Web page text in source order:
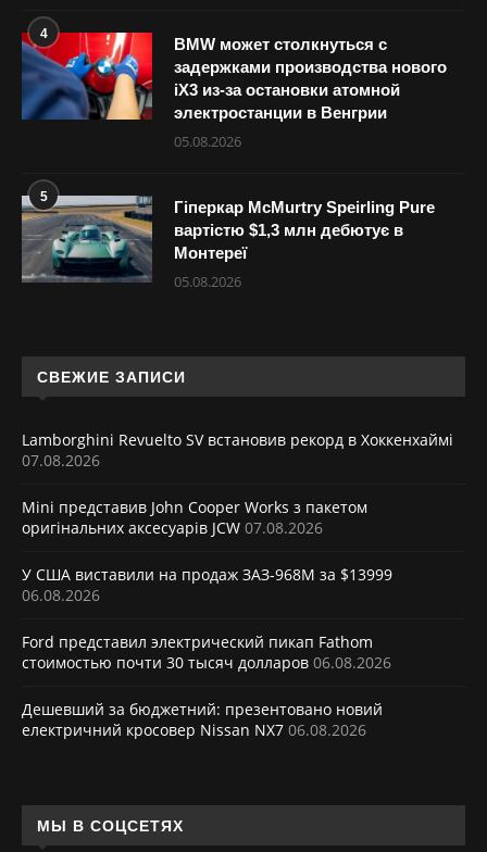
4
BMW может столкнуться с
задержками производства нового
iX3 из-за остановки атомной
электростанции в Венгрии
05.08.2026
5
Гіперкар McMurtry Speirling Pure
вартістю $1,3 млн дебютує в
Монтереї
05.08.2026
СВЕЖИЕ ЗАПИСИ
Lamborghini Revuelto SV встановив рекорд в Хоккенхаймі
07.08.2026
Mini представив John Cooper Works з пакетом
оригінальних аксесуарів JCW 07.08.2026
У США виставили на продаж ЗАЗ-968М за $13999
06.08.2026
Ford представил электрический пикап Fathom
стоимостью почти 30 тысяч долларов 06.08.2026
Дешевший за бюджетний: презентовано новий
електричний кросовер Nissan NX7 06.08.2026
МЫ В СОЦСЕТЯХ